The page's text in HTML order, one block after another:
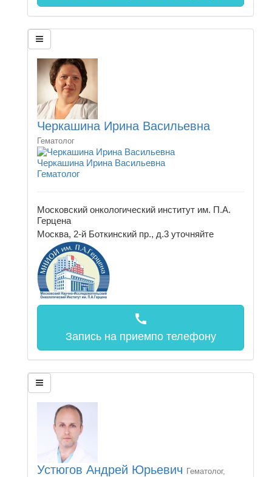
Черкашина Ирина Васильевна
Гематолог
Черкашина Ирина Васильевна
Гематолог
Московский онкологический институт им. П.А.
Герцена
Москва, 2-й Боткинский пр., д.3 уточняйте
call
Запись на приемпо телефону
Устюгов Андрей Юрьевич Гематолог,